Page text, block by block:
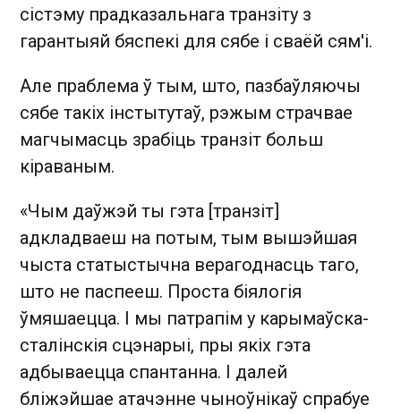
сістэму прадказальнага транзіту з
гарантыяй бяспекі для сябе і сваёй сям'і.
Але праблема ў тым, што, пазбаўляючы
сябе такіх інстытутаў, рэжым страчвае
магчымасць зрабіць транзіт больш
кіраваным.
«Чым даўжэй ты гэта [транзіт]
адкладваеш на потым, тым вышэйшая
чыста статыстычна верагоднасць таго,
што не паспееш. Проста біялогія
ўмяшаецца. І мы патрапім у карымаўска-
сталінскія сцэнарыі, пры якіх гэта
адбываецца спантанна. І далей
бліжэйшае атачэнне чыноўнікаў спрабуе